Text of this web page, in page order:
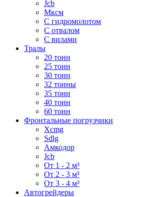
Jcb
Мксм
С гидромолотом
С отвалом
С вилами
Тралы
20 тонн
25 тонн
30 тонн
32 тонны
35 тонн
40 тонн
60 тонн
Фронтальные погрузчики
Xcmg
Sdlg
Амкодор
Jcb
От 1 - 2 м³
От 2 - 3 м³
От 3 - 4 м³
Автогрейдеры